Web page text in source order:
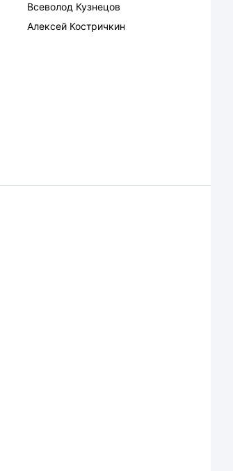
Всеволод Кузнецов
Алексей Костричкин